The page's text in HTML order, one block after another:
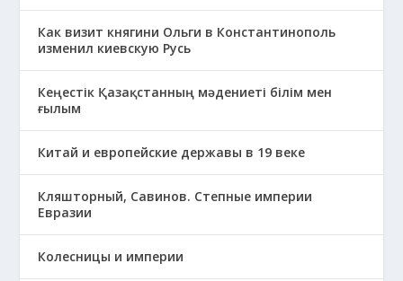
Как визит княгини Ольги в Константинополь
изменил киевскую Русь
Кеңестік Қазақстанның мәдениеті білім мен
ғылым
Китай и европейские державы в 19 веке
Кляшторный, Савинов. Степные империи
Евразии
Колесницы и империи